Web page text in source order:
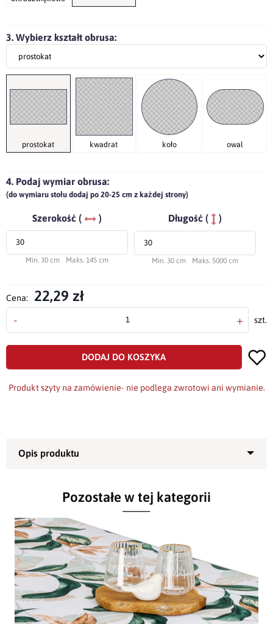
3. Wybierz kształt obrusa:
prostokat kwadrat koło owal
4. Podaj wymiar obrusa:
(do wymiaru stołu dodaj po 20-25 cm z każdej strony)
Szerokość ( )
Min. 30 cm Maks. 145 cm
Długość ( )
Min. 30 cm Maks. 5000 cm
Cena: 22,29 zł
- + szt.
DODAJ DO KOSZYKA
Produkt szyty na zamówienie- nie podlega zwrotowi ani wymianie.
piękna dekoracja kuchni
Przepięknyobrususzyty z grubej, plamoodpornej
tkaniny o gramaturze 230/m , z miękkim chwytem,
który ładnie okala blat stołu/ławy. Deseń tworzą
śliczne kolorowe kwiatki.
Używany w codziennych sytuacjach podkreśli
znaczenie posiłku i uczyni go bardziej wyjątkowym.
Pozostałe w tej kategorii